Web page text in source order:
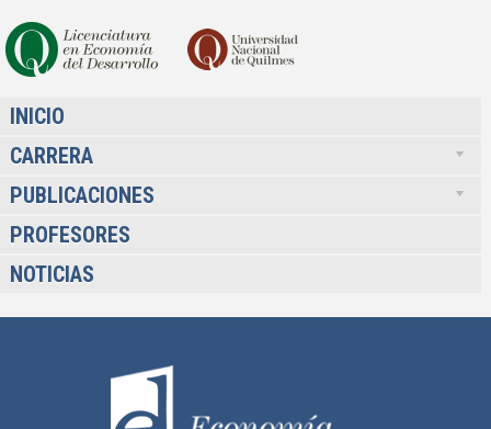
INICIO
CARRERA
PUBLICACIONES
PROFESORES
NOTICIAS